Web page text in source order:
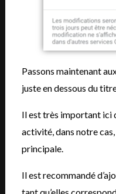
Passons maintenant
juste en dessous du
Il est très important ici
activité, dans notre
principale.
Il est recommandé